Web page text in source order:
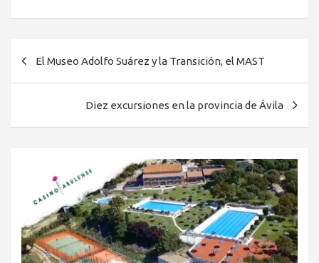
El Museo Adolfo Suárez y la Transición, el MAST
Diez excursiones en la provincia de Ávila